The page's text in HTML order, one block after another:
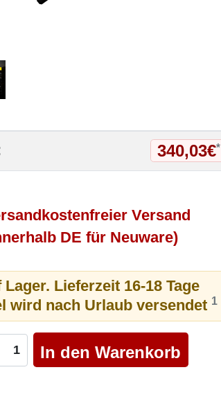
340,03€*
Versand
DE für Neuware)
Lager. Lieferzeit 16-18 Tage
wird nach Urlaub versendet 1